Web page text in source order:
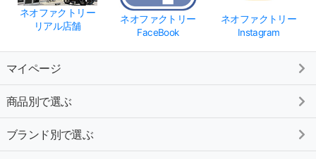
ネオファクトリー
リアル店舗
ネオファクトリー
FaceBook
ネオファクトリー
Instagram
マイページ
商品別で選ぶ
ブランド別で選ぶ